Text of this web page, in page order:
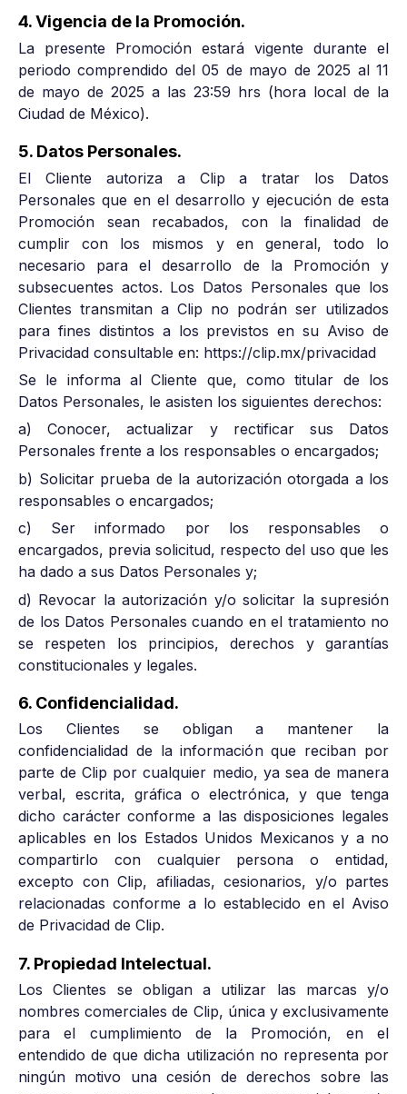
4. Vigencia de la Promoción.
La presente Promoción estará vigente durante el
periodo comprendido del 05 de mayo de 2025 al 11
de mayo de 2025 a las 23:59 hrs (hora local de la
Ciudad de México).
5. Datos Personales.
El Cliente autoriza a Clip a tratar los Datos
Personales que en el desarrollo y ejecución de esta
Promoción sean recabados, con la finalidad de
cumplir con los mismos y en general, todo lo
necesario para el desarrollo de la Promoción y
subsecuentes actos. Los Datos Personales que los
Clientes transmitan a Clip no podrán ser utilizados
para fines distintos a los previstos en su Aviso de
Privacidad consultable en: https://clip.mx/privacidad
Se le informa al Cliente que, como titular de los
Datos Personales, le asisten los siguientes derechos:
a) Conocer, actualizar y rectificar sus Datos
Personales frente a los responsables o encargados;
b) Solicitar prueba de la autorización otorgada a los
responsables o encargados;
c) Ser informado por los responsables o
encargados, previa solicitud, respecto del uso que les
ha dado a sus Datos Personales y;
d) Revocar la autorización y/o solicitar la supresión
de los Datos Personales cuando en el tratamiento no
se respeten los principios, derechos y garantías
constitucionales y legales.
6. Confidencialidad.
Los Clientes se obligan a mantener la
confidencialidad de la información que reciban por
parte de Clip por cualquier medio, ya sea de manera
verbal, escrita, gráfica o electrónica, y que tenga
dicho carácter conforme a las disposiciones legales
aplicables en los Estados Unidos Mexicanos y a no
compartirlo con cualquier persona o entidad,
excepto con Clip, afiliadas, cesionarios, y/o partes
relacionadas conforme a lo establecido en el Aviso
de Privacidad de Clip.
7. Propiedad Intelectual.
Los Clientes se obligan a utilizar las marcas y/o
nombres comerciales de Clip, única y exclusivamente
para el cumplimiento de la Promoción, en el
entendido de que dicha utilización no representa por
ningún motivo una cesión de derechos sobre las